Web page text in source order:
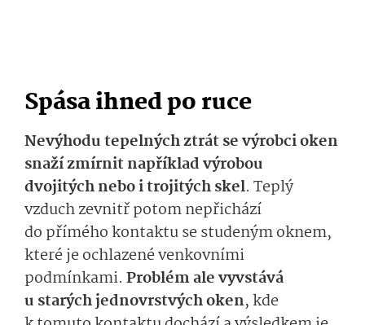
Spásaihned po ruce
Nevýhodu tepelných ztrát se výrobci oken
snaží zmírnit například výrobou
dvojitýchneboi trojitých skel. Teplý
vzduchzevnit­řpotomnepřichá­zí
do přímého kon­taktu se studeným oknem,
kteréje ochlazenéven­kovními
podmínkami. Problém ale vyvstává
u starýchjed­novrstvýchoken, kde